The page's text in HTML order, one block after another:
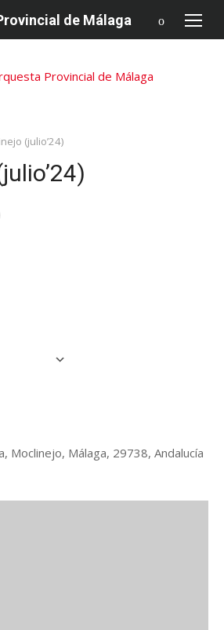
de Málaga
(julio’24)
Moclinejo, Málaga, 29738, Andalucía